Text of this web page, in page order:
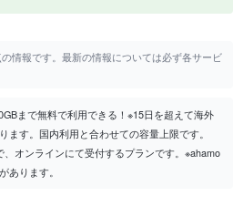
情報です。最新の情報については必ず各サービ
まで無料で利用できる！※15日を超えて海外
す。国内利用と合わせての容量上限です。
オンラインにて受付するプランです。※ahamo
あります。